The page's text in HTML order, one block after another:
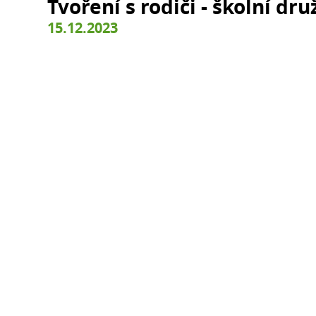
Tvoření s rodiči - školní
15.12.2023